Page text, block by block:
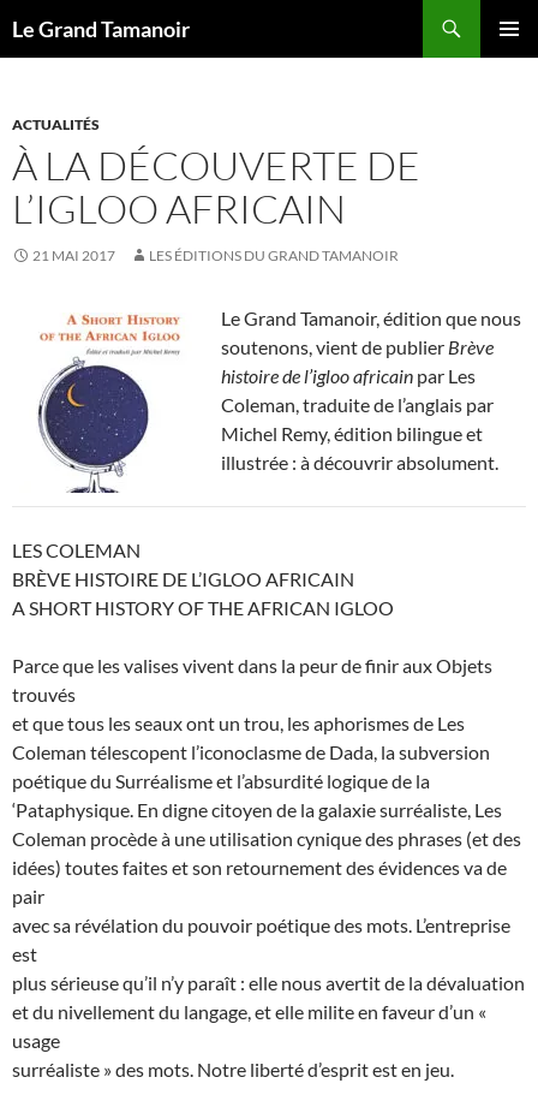
Le Grand Tamanoir
ACTUALITÉS
À LA DÉCOUVERTE DE
L’IGLOO AFRICAIN
21 MAI 2017 LES ÉDITIONS DU GRAND TAMANOIR
Le Grand Tamanoir, édition que nous
soutenons, vient de publier Brève
histoire de l’igloo africain par Les
Coleman, traduite de l’anglais par
Michel Remy, édition bilingue et
illustrée : à découvrir absolument.
LES COLEMAN
BRÈVE HISTOIRE DE L’IGLOO AFRICAIN
A SHORT HISTORY OF THE AFRICAN IGLOO
Parce que les valises vivent dans la peur de finir aux Objets
trouvés
et que tous les seaux ont un trou, les aphorismes de Les
Coleman télescopent l’iconoclasme de Dada, la subversion
poétique du Surréalisme et l’absurdité logique de la
‘Pataphysique. En digne citoyen de la galaxie surréaliste, Les
Coleman procède à une utilisation cynique des phrases (et des
idées) toutes faites et son retournement des évidences va de
pair
avec sa révélation du pouvoir poétique des mots. L’entreprise
est
plus sérieuse qu’il n’y paraît : elle nous avertit de la dévaluation
et du nivellement du langage, et elle milite en faveur d’un «
usage
surréaliste » des mots. Notre liberté d’esprit est en jeu.